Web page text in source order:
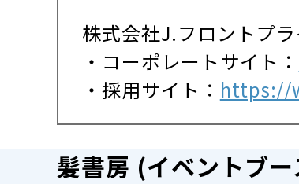
株式会社J.フロントプ
・コーポレートサイト：
・採用サイト： https://
髪書房 (イベントブー